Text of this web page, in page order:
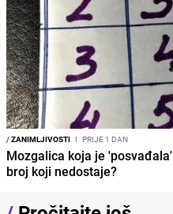
/ZANIMLJIVOSTI I PRIJE 1 DAN
Mozgalica koja je
broj koji nedostaje?